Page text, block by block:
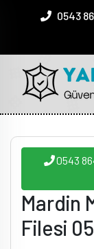
0543
0543
Mardin
Filesi